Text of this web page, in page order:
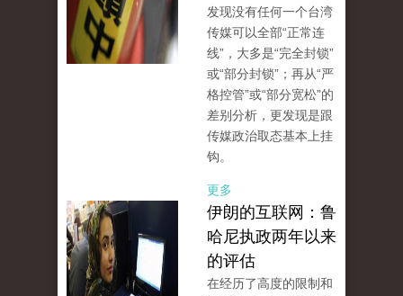
发现没有任何一个台湾
传媒可以全部“正常连
线”，大多是“完全封锁”
或“部分封锁”；再从“严
格控管”或“部分宽松”的
差别分析，更发现是跟
传媒政治取态基本上挂
钩。
更多
伊朗的互联网：鲁
哈尼执政两年以来
的评估
在经历了高度的限制和